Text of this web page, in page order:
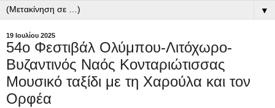
▼
19 Ιουλίου 2025
54ο Φεστιβάλ Ολύμπου-Λιτόχωρο-
Βυζαντινός Ναός Κονταριώτισσας
Μουσικό ταξίδι με τη Χαρούλα και τον
Ορφέα